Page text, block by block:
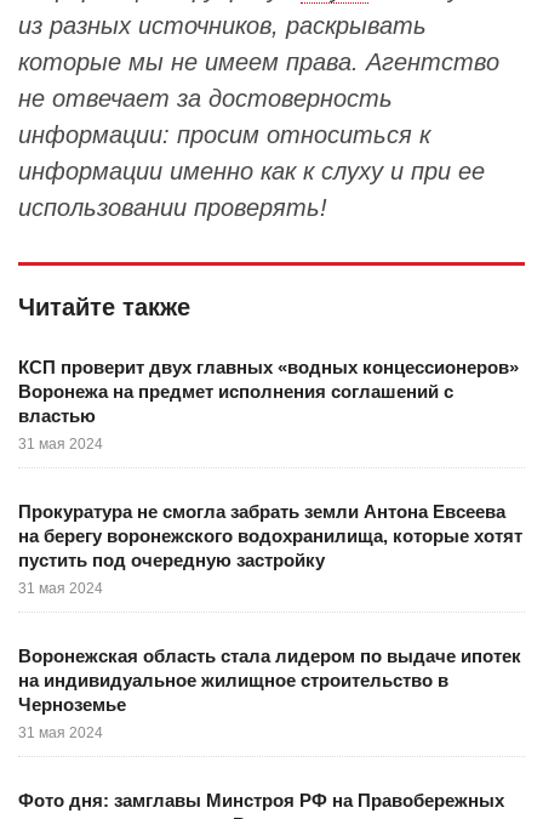
из разных источников, раскрывать
которые мы не имеем права. Агентство
не отвечает за достоверность
информации: просим относиться к
информации именно как к слуху и при ее
использовании проверять!
Читайте также
КСП проверит двух главных «водных концессионеров»
Воронежа на предмет исполнения соглашений с
властью
31 мая 2024
Прокуратура не смогла забрать земли Антона Евсеева
на берегу воронежского водохранилища, которые хотят
пустить под очередную застройку
31 мая 2024
Воронежская область стала лидером по выдаче ипотек
на индивидуальное жилищное строительство в
Черноземье
31 мая 2024
Фото дня: замглавы Минстроя РФ на Правобережных